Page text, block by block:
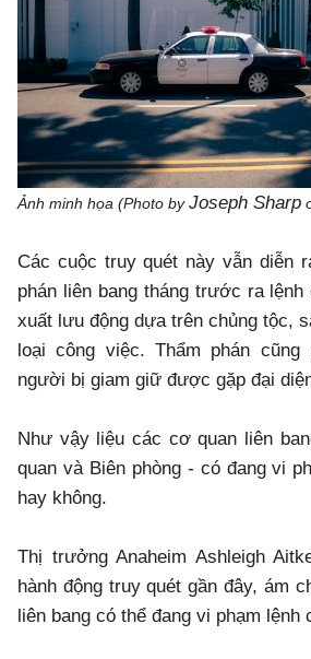
Ảnh minh họa (Photo byJoseph Sharp
Các cuộc truy quét này vẫn diễn
phán liên bang tháng trước ra
xuất lưu động dựa trên chủng tộc,
loại công việc. Thẩm phán
người bị giam giữ được gặp đại
Như vậy liệu các cơ quan liên
quan và Biên phòng - có đang vi
hay không.
Thị trưởng Anaheim Ashleigh
hành động truy quét gần đây, ám
liên bang có thể đang vi phạm lệnh